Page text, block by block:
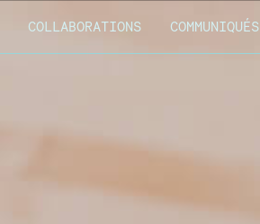
COLLABORATIONS COMMUNIQUÉS